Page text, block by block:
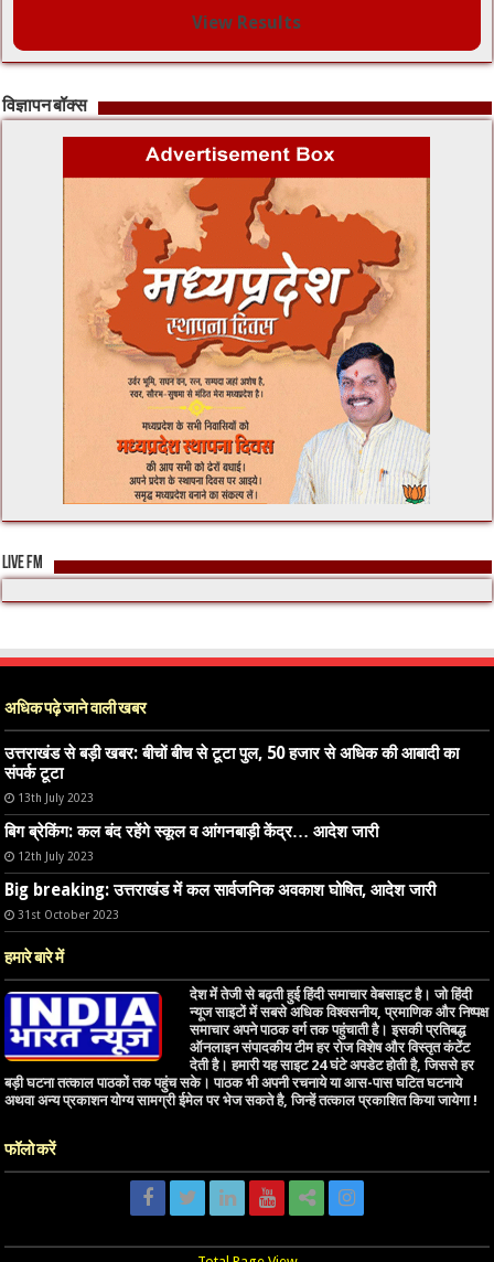
View Results
विज्ञापन बॉक्स
LIVE FM
अधिक पढ़े जाने वाली खबर
उत्तराखंड से बड़ी खबर: बीचों बीच से टूटा पुल, 50 हजार से अधिक की आबादी का
संपर्क टूटा
13th July 2023
बिग ब्रेकिंग: कल बंद रहेंगे स्कूल व आंगनबाड़ी केंद्र… आदेश जारी
12th July 2023
Big breaking: उत्तराखंड में कल सार्वजनिक अवकाश घोषित, आदेश जारी
31st October 2023
हमारे बारे में
देश में तेजी से बढ़ती हुई हिंदी समाचार वेबसाइट है। जो हिंदी
न्यूज साइटों में सबसे अधिक विश्वसनीय, प्रमाणिक और निष्पक्ष
समाचार अपने पाठक वर्ग तक पहुंचाती है। इसकी प्रतिबद्ध
ऑनलाइन संपादकीय टीम हर रोज विशेष और विस्तृत कंटेंट
देती है। हमारी यह साइट 24 घंटे अपडेट होती है, जिससे हर
बड़ी घटना तत्काल पाठकों तक पहुंच सके। पाठक भी अपनी रचनाये या आस-पास घटित घटनाये
अथवा अन्य प्रकाशन योग्य सामग्री ईमेल पर भेज सकते है, जिन्हें तत्काल प्रकाशित किया जायेगा !
फॉलो करें